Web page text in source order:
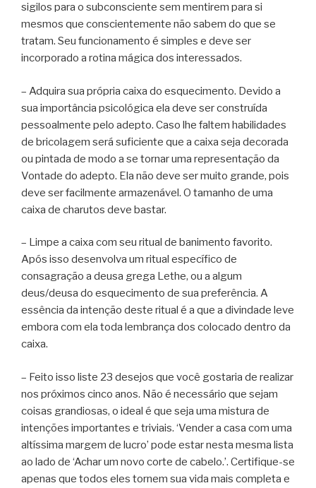
sigilos para o subconsciente sem mentirem para si
mesmos que conscientemente não sabem do que se
tratam. Seu funcionamento é simples e deve ser
incorporado a rotina mágica dos interessados.
– Adquira sua própria caixa do esquecimento. Devido a
sua importância psicológica ela deve ser construída
pessoalmente pelo adepto. Caso lhe faltem habilidades
de bricolagem será suficiente que a caixa seja decorada
ou pintada de modo a se tornar uma representação da
Vontade do adepto. Ela não deve ser muito grande, pois
deve ser facilmente armazenável. O tamanho de uma
caixa de charutos deve bastar.
– Limpe a caixa com seu ritual de banimento favorito.
Após isso desenvolva um ritual específico de
consagração a deusa grega Lethe, ou a algum
deus/deusa do esquecimento de sua preferência. A
essência da intenção deste ritual é a que a divindade leve
embora com ela toda lembrança dos colocado dentro da
caixa.
– Feito isso liste 23 desejos que você gostaria de realizar
nos próximos cinco anos. Não é necessário que sejam
coisas grandiosas, o ideal é que seja uma mistura de
intenções importantes e triviais. ‘Vender a casa com uma
altíssima margem de lucro’ pode estar nesta mesma lista
ao lado de ‘Achar um novo corte de cabelo.’. Certifique-se
apenas que todos eles tornem sua vida mais completa e